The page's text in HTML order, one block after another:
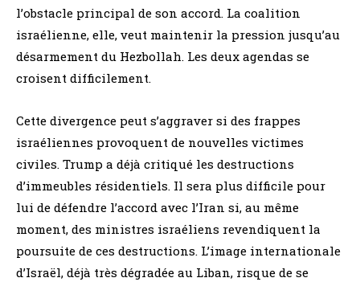
l’obstacle principal de son accord. La coalition
israélienne, elle, veut maintenir la pression jusqu’au
désarmement du Hezbollah. Les deux agendas se
croisent difficilement.
Cette divergence peut s’aggraver si des frappes
israéliennes provoquent de nouvelles victimes
civiles. Trump a déjà critiqué les destructions
d’immeubles résidentiels. Il sera plus difficile pour
lui de défendre l’accord avec l’Iran si, au même
moment, des ministres israéliens revendiquent la
poursuite de ces destructions. L’image internationale
d’Israël, déjà très dégradée au Liban, risque de se